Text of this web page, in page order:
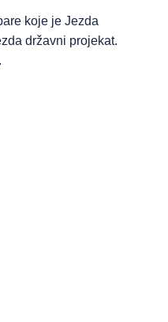
koje je Jezda
državni projekat.